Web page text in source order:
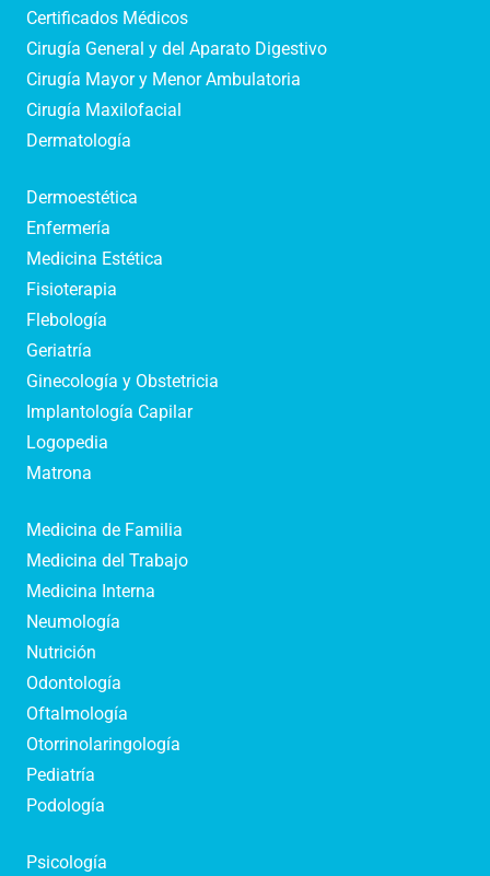
Certificados Médicos
Cirugía General y del Aparato Digestivo
Cirugía Mayor y Menor Ambulatoria
Cirugía Maxilofacial
Dermatología
Dermoestética
Enfermería
Medicina Estética
Fisioterapia
Flebología
Geriatría
Ginecología y Obstetricia
Implantología Capilar
Logopedia
Matrona
Medicina de Familia
Medicina del Trabajo
Medicina Interna
Neumología
Nutrición
Odontología
Oftalmología
Otorrinolaringología
Pediatría
Podología
Psicología